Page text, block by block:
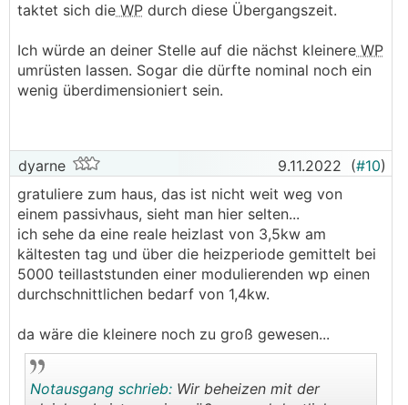
taktet sich die WP durch diese Übergangszeit.
Ich würde an deiner Stelle auf die nächst kleinere WP
umrüsten lassen. Sogar die dürfte nominal noch ein
wenig überdimensioniert sein.
dyarne 9.11.2022 (#10)
gratuliere zum haus, das ist nicht weit weg von
einem passivhaus, sieht man hier selten...
ich sehe da eine reale heizlast von 3,5kw am
kältesten tag und über die heizperiode gemittelt bei
5000 teillaststunden einer modulierenden wp einen
durchschnittlichen bedarf von 1,4kw.
da wäre die kleinere noch zu groß gewesen...
Notausgang schrieb: Wir beheizen mit der